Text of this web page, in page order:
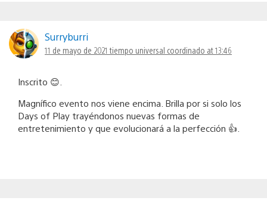
Surryburri
11 de mayo de 2021 tiempo universal coordinado at 13:46
Inscrito 😊.
Magnífico evento nos viene encima. Brilla por si solo los
Days of Play trayéndonos nuevas formas de
entretenimiento y que evolucionará a la perfección 👍.